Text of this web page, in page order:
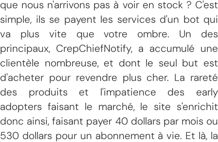
que nous n'arrivons pas à voir en stock ? C'est
simple, ils se payent les services d'un bot qui
va plus vite que votre ombre. Un des
principaux, CrepChiefNotify, a accumulé une
clientèle nombreuse, et dont le seul but est
d'acheter pour revendre plus cher. La rareté
des produits et l'impatience des early
adopters faisant le marché, le site s'enrichit
donc ainsi, faisant payer 40 dollars par mois ou
530 dollars pour un abonnement à vie. Et là, la